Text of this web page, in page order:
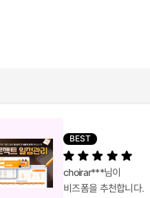
BEST
choirar***님이
비즈폼을 추천합니다.